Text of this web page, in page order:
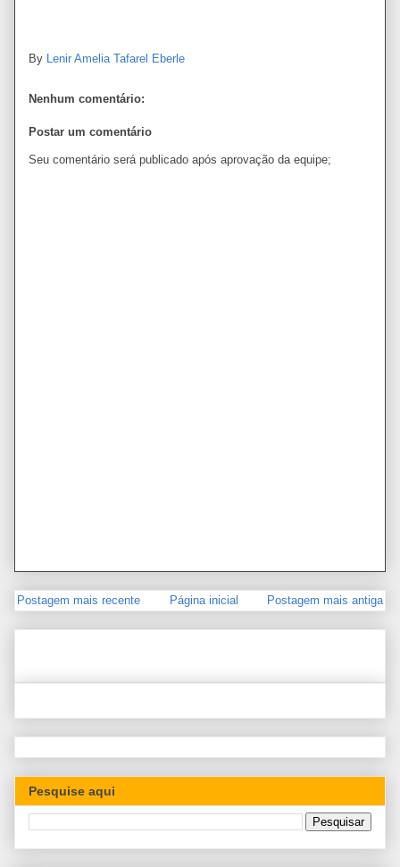
By Lenir Amelia Tafarel Eberle
Nenhum comentário:
Postar um comentário
Seu comentário será publicado após aprovação da equipe;
Postagem mais recente Postagem mais antiga
Página inicial
Pesquise aqui